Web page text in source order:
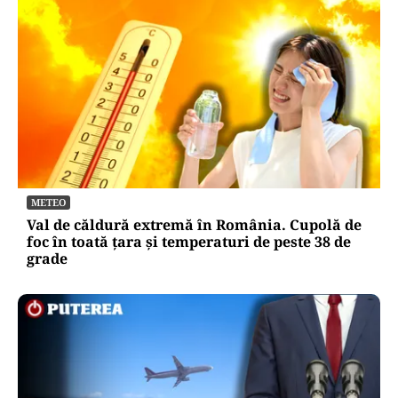
METEO
Val de căldură extremă în România. Cupolă de
foc în toată țara și temperaturi de peste 38 de
grade